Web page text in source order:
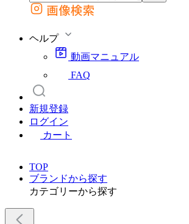
外部サイトの商品をカートに追加
画像検索
ヘルプ
動画マニュアル
FAQ
新規登録
ログイン
カート
TOP
ブランドから探す
カテゴリーから探す